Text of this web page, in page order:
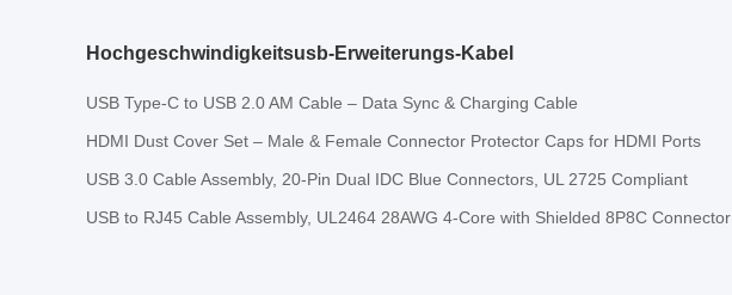
Hochgeschwindigkeitsusb-Erweiterungs-Kabel
USB Type-C to USB 2.0 AM Cable – Data Sync & Charging Cable
HDMI Dust Cover Set – Male & Female Connector Protector Caps for HDMI Ports
USB 3.0 Cable Assembly, 20-Pin Dual IDC Blue Connectors, UL 2725 Compliant
USB to RJ45 Cable Assembly, UL2464 28AWG 4-Core with Shielded 8P8C Connector